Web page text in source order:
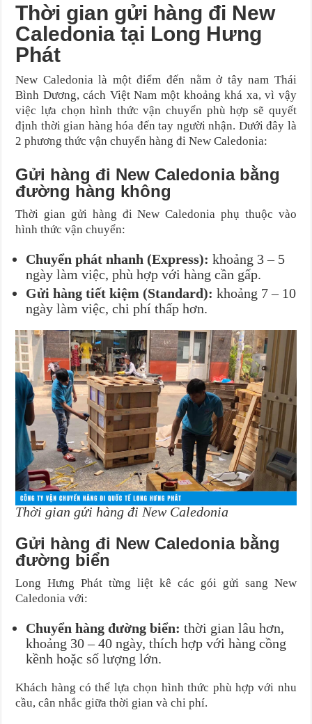
Thời gian gửi hàng đi New
Caledonia tại Long Hưng
Phát
New Caledonia là một điểm đến nằm ở tây nam Thái
Bình Dương, cách Việt Nam một khoảng khá xa, vì vậy
việc lựa chọn hình thức vận chuyển phù hợp sẽ quyết
định thời gian hàng hóa đến tay người nhận. Dưới đây là
2 phương thức vận chuyển hàng đi New Caledonia:
Gửi hàng đi New Caledonia bằng
đường hàng không
Thời gian gửi hàng đi New Caledonia phụ thuộc vào
hình thức vận chuyển:
Chuyển phát nhanh (Express): khoảng 3 – 5
ngày làm việc, phù hợp với hàng cần gấp.
Gửi hàng tiết kiệm (Standard): khoảng 7 – 10
ngày làm việc, chi phí thấp hơn.
Thời gian gửi hàng đi New Caledonia
Gửi hàng đi New Caledonia bằng
đường biển
Long Hưng Phát từng liệt kê các gói gửi sang New
Caledonia với:
Chuyển hàng đường biển: thời gian lâu hơn,
khoảng 30 – 40 ngày, thích hợp với hàng cồng
kềnh hoặc số lượng lớn.
Khách hàng có thể lựa chọn hình thức phù hợp với nhu
cầu, cân nhắc giữa thời gian và chi phí.